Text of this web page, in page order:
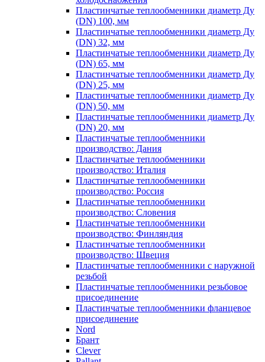
Пластинчатые теплообменники диаметр Ду
(DN) 100, мм
Пластинчатые теплообменники диаметр Ду
(DN) 32, мм
Пластинчатые теплообменники диаметр Ду
(DN) 65, мм
Пластинчатые теплообменники диаметр Ду
(DN) 25, мм
Пластинчатые теплообменники диаметр Ду
(DN) 50, мм
Пластинчатые теплообменники диаметр Ду
(DN) 20, мм
Пластинчатые теплообменники
производство: Дания
Пластинчатые теплообменники
производство: Италия
Пластинчатые теплообменники
производство: Россия
Пластинчатые теплообменники
производство: Словения
Пластинчатые теплообменники
производство: Финляндия
Пластинчатые теплообменники
производство: Швеция
Пластинчатые теплообменники с наружной
резьбой
Пластинчатые теплообменники резьбовое
присоединение
Пластинчатые теплообменники фланцевое
присоединение
Nord
Брант
Clever